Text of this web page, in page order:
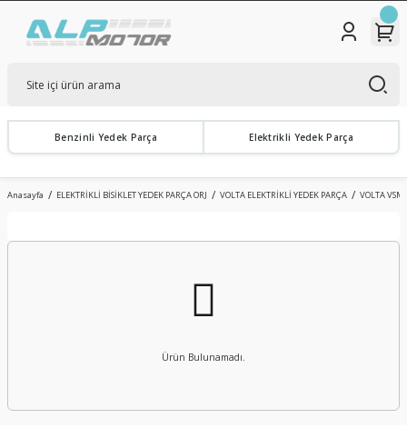
Benzinli Yedek Parça Elektrikli Yedek Parça
Anasayfa ELEKTRİKLİ BİSİKLET YEDEK PARÇA ORJ VOLTA ELEKTRİKLİ YEDEK PARÇA VOLTA VSM
Ürün Bulunamadı.